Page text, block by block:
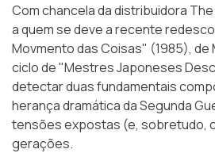
Com chancela da distribuidora
a quem se deve a recente
Movmento das Coisas" (1985),
ciclo de "Mestres Japoneses
detectar duas fundamentais
herança dramática da Segunda
tensões expostas (e, sobretudo,
gerações.